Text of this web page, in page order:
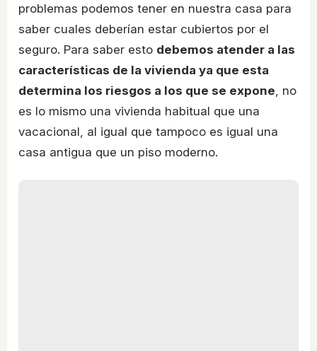
problemas podemos tener en nuestra casa para
saber cuales deberían estar cubiertos por el
seguro. Para saber esto debemos atender a las
características de la vivienda ya que esta
determina los riesgos a los que se expone , no
es lo mismo una vivienda habitual que una
vacacional, al igual que tampoco es igual una
casa antigua que un piso moderno.